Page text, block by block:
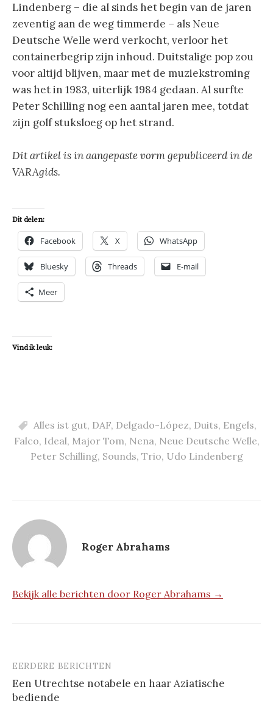
Lindenberg – die al sinds het begin van de jaren
zeventig aan de weg timmerde – als Neue
Deutsche Welle werd verkocht, verloor het
containerbegrip zijn inhoud. Duitstalige pop zou
voor altijd blijven, maar met de muziekstroming
was het in 1983, uiterlijk 1984 gedaan. Al surfte
Peter Schilling nog een aantal jaren mee, totdat
zijn golf stuksloeg op het strand.
Dit artikel is in aangepaste vorm gepubliceerd in de
VARAgids.
Dit delen:
Facebook X WhatsApp
Bluesky Threads E-mail
Meer
Vind ik leuk:
Alles ist gut, DAF, Delgado-López, Duits, Engels,
Falco, Ideal, Major Tom, Nena, Neue Deutsche Welle,
Peter Schilling, Sounds, Trio, Udo Lindenberg
Roger Abrahams
Bekijk alle berichten door Roger Abrahams →
Berichtnavigatie
EERDERE BERICHTEN
Een Utrechtse notabele en haar Aziatische
bediende